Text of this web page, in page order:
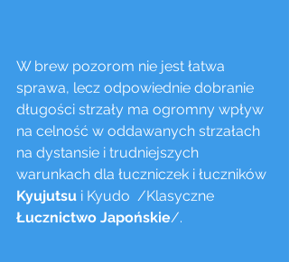
W brew pozorom nie jest łatwa
sprawa, lecz odpowiednie dobranie
długości strzały ma ogromny wpływ
na celność w oddawanych strzałach
na dystansie i trudniejszych
warunkach dla łuczniczek i łuczników
Kyujutsu i Kyudo  /Klasyczne
Łucznictwo Japońskie/.